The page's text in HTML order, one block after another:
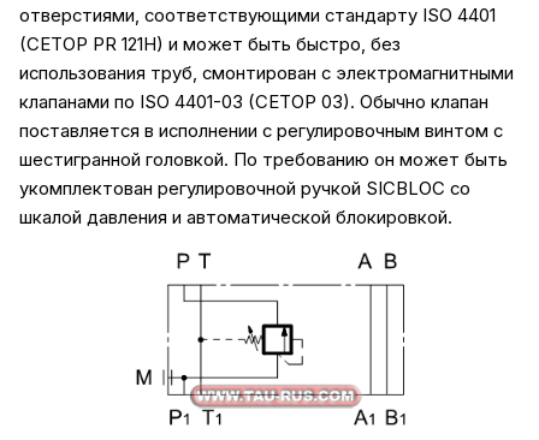
отверстиями, соответствующими стандарту ISO 4401
(CETOP PR 121H) и может быть быстро, без
использования труб, смонтирован с электромагнитными
клапанами по ISO 4401-03 (CETOP 03). Обычно клапан
поставляется в исполнении с регулировочным винтом с
шестигранной головкой. По требованию он может быть
укомплектован регулировочной ручкой SICBLOC со
шкалой давления и автоматической блокировкой.